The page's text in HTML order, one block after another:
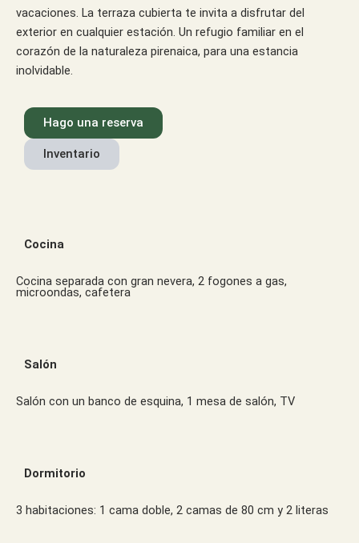
vacaciones. La terraza cubierta te invita a disfrutar del
exterior en cualquier estación. Un refugio familiar en el
corazón de la naturaleza pirenaica, para una estancia
inolvidable.
Hago una reserva
Inventario
Cocina
Cocina separada con gran nevera, 2 fogones a gas,
microondas, cafetera
Salón
Salón con un banco de esquina, 1 mesa de salón, TV
Dormitorio
3 habitaciones: 1 cama doble, 2 camas de 80 cm y 2 literas